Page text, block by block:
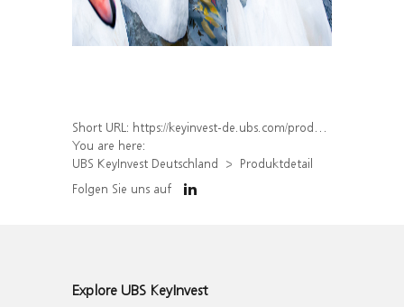
Short URL: https://keyinvest-de.ubs.com/produkt/detail/index/isin/DE000WA6H922
You are here:
UBS KeyInvest Deutschland
Produktdetail
Folgen Sie uns auf
Explore UBS KeyInvest